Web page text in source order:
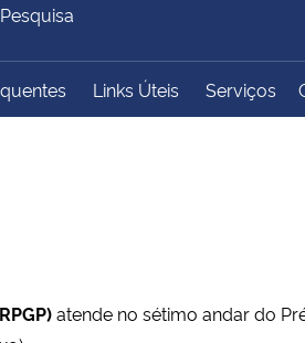
Ministério do
Links Úteis Serviços
atende no sétimo andar do